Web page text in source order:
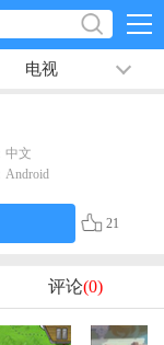
电视 排行榜
中文
Android
21
评论(0)